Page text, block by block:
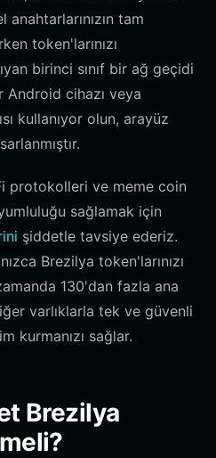
tam
token'larınızı
birinci sınıf bir ağ geçidi
Android cihazı veya
kullanıyor olun, arayüz
protokolleri ve meme coin
sağlamak için
şiddetle tavsiye ederiz.
Brezilya token'larınızı
130'dan fazla ana
varlıklarla tek ve güvenli
kurmanızı sağlar.
Brezilya